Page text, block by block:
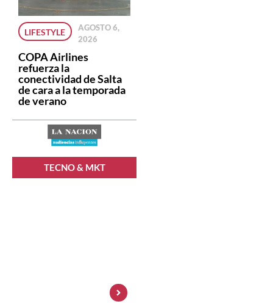
LIFESTYLE
AGOSTO 6,
2026
COPA Airlines
refuerza la
conectividad de Salta
de cara a la temporada
de verano
TECNO & MKT